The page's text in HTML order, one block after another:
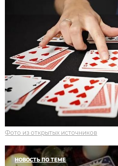
Фото из открытых источников
НОВОСТЬ ПО ТЕМЕ